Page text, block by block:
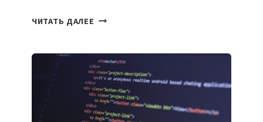
ЧИТАТЬ ДАЛЕЕ ТАСК-
ПОЛЕЗНЫХ
ИНСТРУМЕНТОВ
ДЛЯ
РАБОТЫ